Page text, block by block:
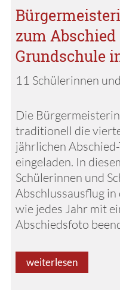
zum Abschied
Grundschule
11 Schülerinnen
Die
traditionell die
jährlichen
eingeladen. In
Schülerinnen und
Abschlussausflug
wie jedes Jahr mit
Abschiedsfoto
weiterlesen